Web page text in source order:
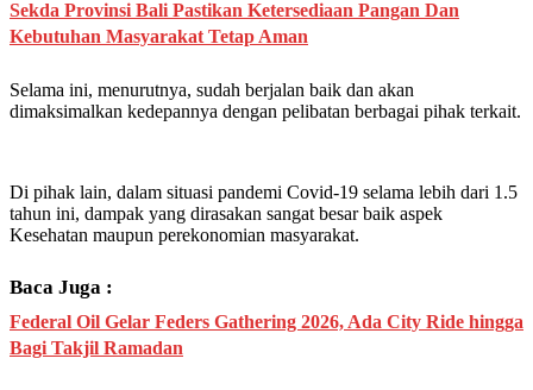
Sekda Provinsi Bali Pastikan Ketersediaan Pangan Dan
Kebutuhan Masyarakat Tetap Aman
Selama ini, menurutnya, sudah berjalan baik dan akan
dimaksimalkan kedepannya dengan pelibatan berbagai pihak terkait.
Di pihak lain, dalam situasi pandemi Covid-19 selama lebih dari 1.5
tahun ini, dampak yang dirasakan sangat besar baik aspek
Kesehatan maupun perekonomian masyarakat.
Baca Juga :
Federal Oil Gelar Feders Gathering 2026, Ada City Ride hingga
Bagi Takjil Ramadan